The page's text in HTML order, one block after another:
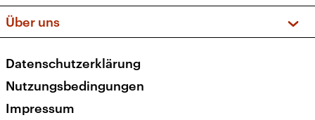
Apps
Newsletter
Veranstaltungen
Social Media
Über uns
Presse
Karriere
Transparenz
Datenschutzerklärung
Nutzungsbedingungen
Impressum